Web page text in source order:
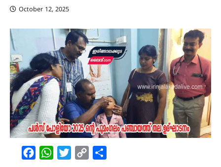
October 12, 2025
FacebookWhatsAppTwitterCopy